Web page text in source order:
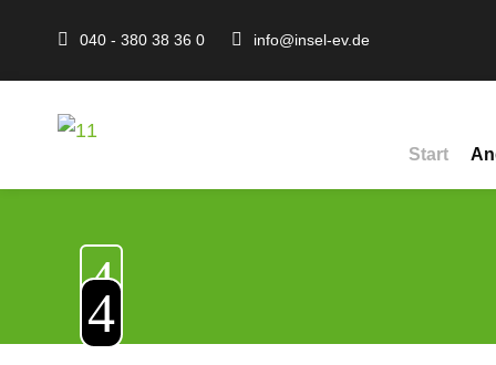
040 - 380 38 36 0 info@insel-ev.de
Start